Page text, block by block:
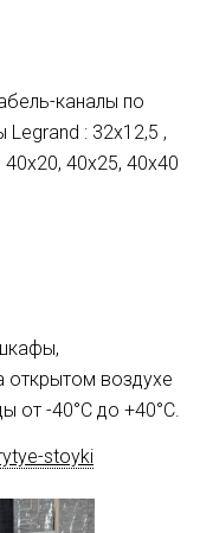
каналы по
: 32х12,5 ,
40х25, 40х40
открытом воздухе
от -40°С до +40°С.
stoyki